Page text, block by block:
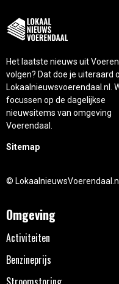
Het laatste nieuws uit
volgen? Dat doe je uiteraard
Lokaalnieuwsvoerendaal.nl.
focussen op de dagelijkse
nieuwsitems van omgeving
Voerendaal.
Sitemap
©
Omgeving
Activiteiten
Benzineprijs